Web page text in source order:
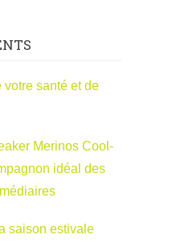
votre santé et de
Merinos Cool-
idéal des
saison estivale